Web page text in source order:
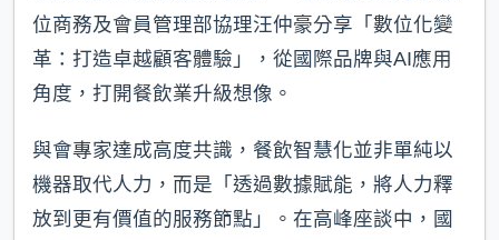
位商務及會員管理部協理汪仲豪分享「數位化變
革：打造卓越顧客體驗」，從國際品牌與AI應用
角度，打開餐飲業升級想像。
與會專家達成高度共識，餐飲智慧化並非單純以
機器取代人力，而是「透過數據賦能，將人力釋
放到更有價值的服務節點」。在高峰座談中，國